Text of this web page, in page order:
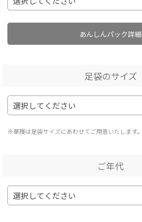
あんしんパック詳細
足袋のサイズ
※草履は足袋サイズにあわせてご用意いたします。
ご年代